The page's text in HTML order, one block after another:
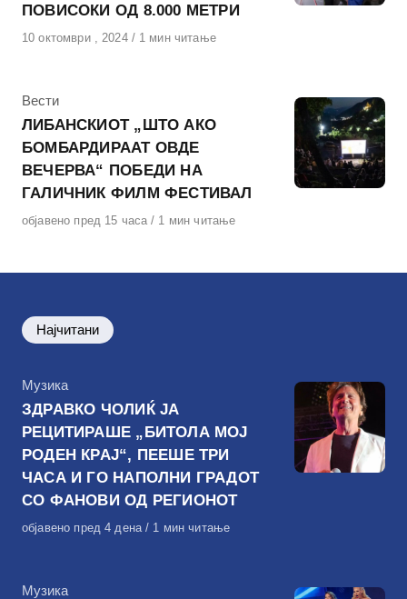
ПОВИСОКИ ОД 8.000 МЕТРИ
Објавено
10 октомври , 2024 1 мин читање
КАтегорија
Вести
ЛИБАНСКИОТ „ШТО АКО
БОМБАРДИРААТ ОВДЕ
ВЕЧЕРВА“ ПОБЕДИ НА
ГАЛИЧНИК ФИЛМ ФЕСТИВАЛ
Објавено
објавено пред 15 часа 1 мин читање
Најчитани
КАтегорија
Музика
ЗДРАВКО ЧОЛИЌ ЈА
РЕЦИТИРАШЕ „БИТОЛА МОЈ
РОДЕН КРАЈ“, ПЕЕШЕ ТРИ
ЧАСА И ГО НАПОЛНИ ГРАДОТ
СО ФАНОВИ ОД РЕГИОНОТ
Објавено
објавено пред 4 дена 1 мин читање
КАтегорија
Музика